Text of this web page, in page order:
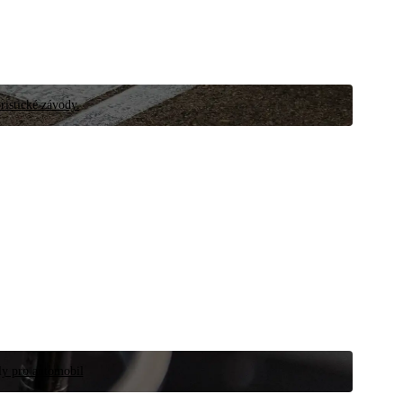
závody.
pro automobil